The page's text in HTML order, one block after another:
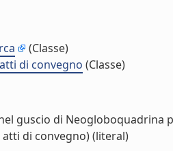
(Classe)
di convegno (Classe)
guscio di Neogloboquadrina
di convegno) (literal)